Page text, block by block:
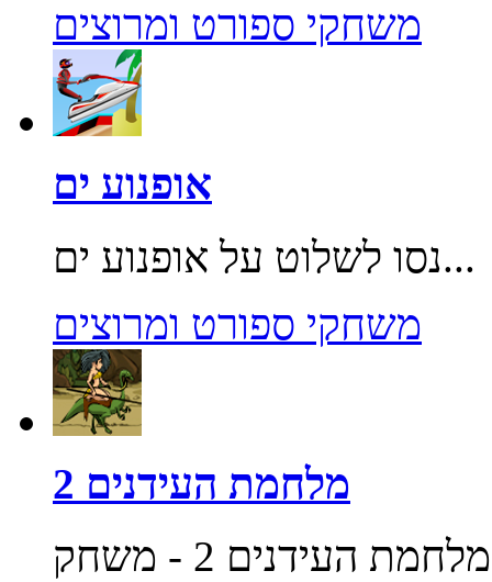
משחקי ספורט ומרוצים
אופנוע ים
נסו לשלוט על אופנוע ים...
משחקי ספורט ומרוצים
מלחמת העידנים 2